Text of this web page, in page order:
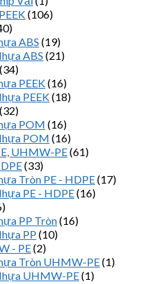
(106)
ABS (19)
ABS (21)
(34)
PEEK(16)
PEEK(18)
(32)
POM (16)
POM (16)
UHMW-PE(61)
(33)
Tròn PE - HDPE(17)
PE - HDPE(16)
PP Tròn(16)
PP (10)
- PE(2)
Tròn UHMW-PE(1)
UHMW-PE(1)